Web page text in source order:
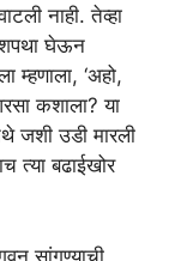
नाही. तेव्हा
शपथा घेऊन
म्हणाला, ‘अहो,
कशाला? या
जशी उडी मारली
त्या बढाईखोर
सांगण्याची